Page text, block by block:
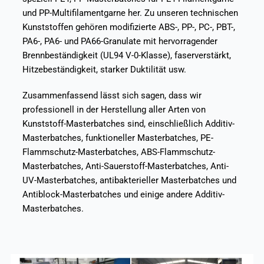
und PP-Multifilamentgarne her. Zu unseren technischen
Kunststoffen gehören modifizierte ABS-, PP-, PC-, PBT-,
PA6-, PA6- und PA66-Granulate mit hervorragender
Brennbeständigkeit (UL94 V-0-Klasse), faserverstärkt,
Hitzebeständigkeit, starker Duktilität usw.
Zusammenfassend lässt sich sagen, dass wir
professionell in der Herstellung aller Arten von
Kunststoff-Masterbatches sind, einschließlich Additiv-
Masterbatches, funktioneller Masterbatches, PE-
Flammschutz-Masterbatches, ABS-Flammschutz-
Masterbatches, Anti-Sauerstoff-Masterbatches, Anti-
UV-Masterbatches, antibakterieller Masterbatches und
Antiblock-Masterbatches und einige andere Additiv-
Masterbatches.